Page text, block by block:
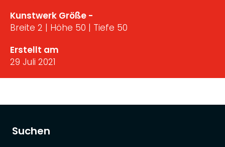
Suchen
Kunstwerk Größe -
Breite 2 | Höhe 50 | Tiefe 50
Erstellt am
29 Juli 2021